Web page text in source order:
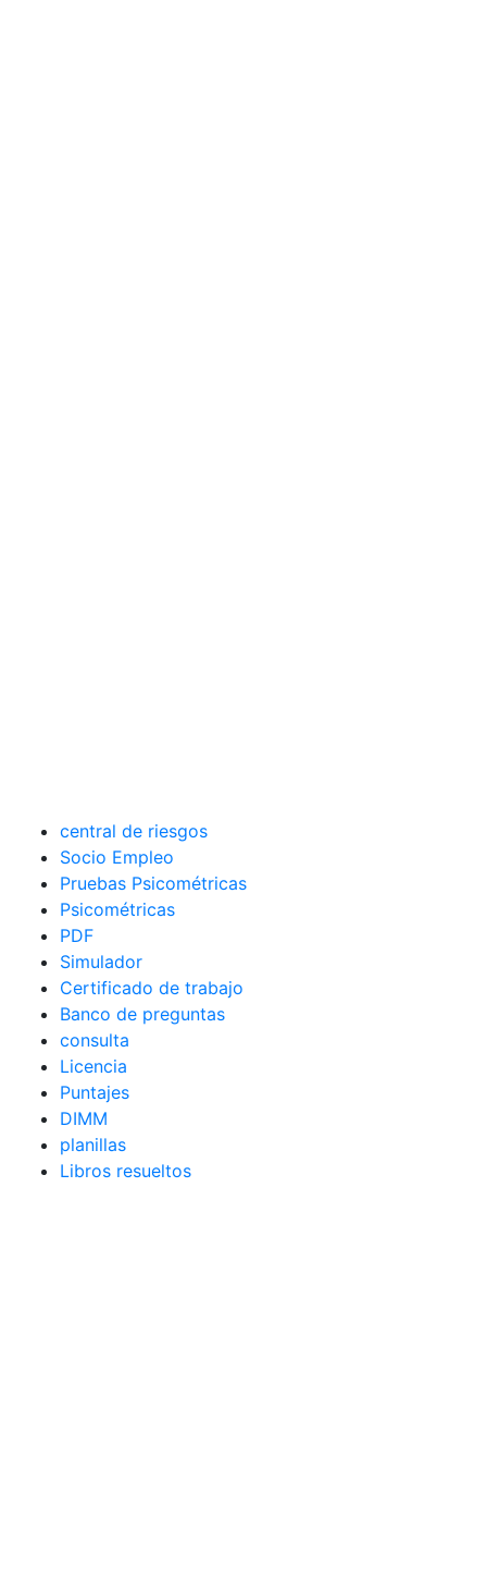
central de riesgos
Socio Empleo
Pruebas Psicométricas
Psicométricas
PDF
Simulador
Certificado de trabajo
Banco de preguntas
consulta
Licencia
Puntajes
DIMM
planillas
Libros resueltos